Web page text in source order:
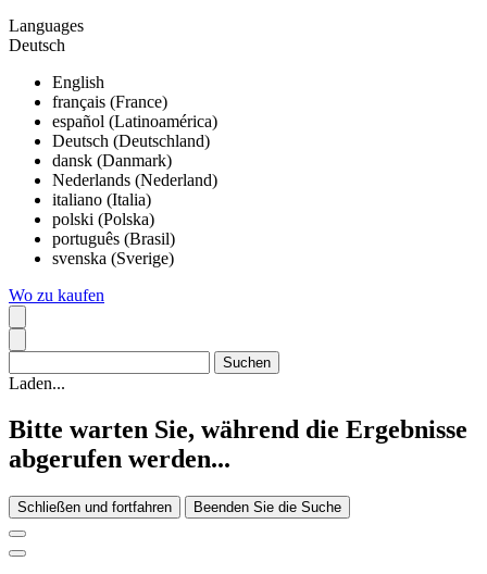
Languages
Deutsch
English
français (France)
español (Latinoamérica)
Deutsch (Deutschland)
dansk (Danmark)
Nederlands (Nederland)
italiano (Italia)
polski (Polska)
português (Brasil)
svenska (Sverige)
Wo zu kaufen
Laden...
Bitte warten Sie, während die Ergebnisse
abgerufen werden...
Schließen und fortfahren Beenden Sie die Suche